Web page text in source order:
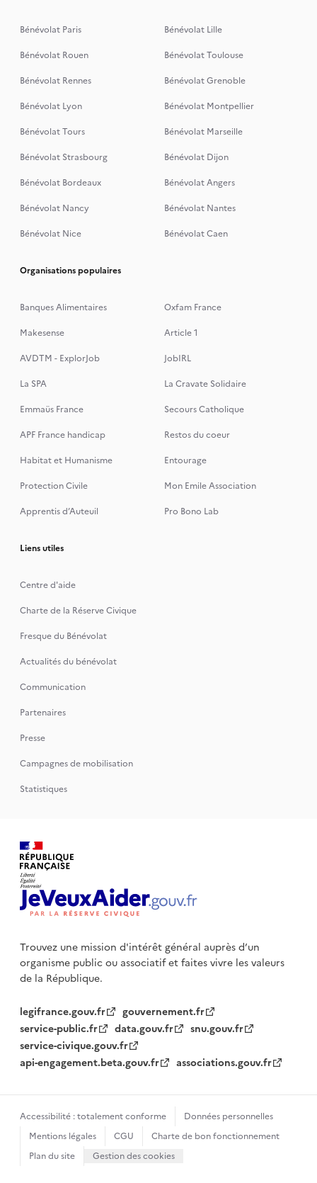
Bénévolat Paris
Bénévolat Lille
Bénévolat Rouen
Bénévolat Toulouse
Bénévolat Rennes
Bénévolat Grenoble
Bénévolat Lyon
Bénévolat Montpellier
Bénévolat Tours
Bénévolat Marseille
Bénévolat Strasbourg
Bénévolat Dijon
Bénévolat Bordeaux
Bénévolat Angers
Bénévolat Nancy
Bénévolat Nantes
Bénévolat Nice
Bénévolat Caen
Organisations populaires
Banques Alimentaires
Oxfam France
Makesense
Article 1
AVDTM - ExplorJob
JobIRL
La SPA
La Cravate Solidaire
Emmaüs France
Secours Catholique
APF France handicap
Restos du coeur
Habitat et Humanisme
Entourage
Protection Civile
Mon Emile Association
Apprentis d’Auteuil
Pro Bono Lab
Liens utiles
Centre d'aide
Charte de la Réserve Civique
Fresque du Bénévolat
Actualités du bénévolat
Communication
Partenaires
Presse
Campagnes de mobilisation
Statistiques
Trouvez une mission d'intérêt général auprès d’un
organisme publicou associatif et faites vivre les valeurs
de la République.
legifrance.gouv.fr
gouvernement.fr
service-public.fr
data.gouv.fr
snu.gouv.fr
service-civique.gouv.fr
api-engagement.beta.gouv.fr
associations.gouv.fr
Accessibilité : totalement conforme
Données personnelles
Mentions légales
CGU
Charte de bon fonctionnement
Plan du site
Gestion des cookies